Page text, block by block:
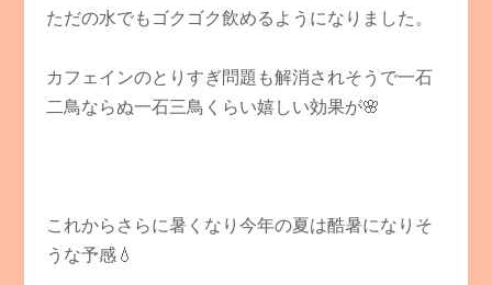
ただの水でもゴクゴク飲めるようになりました。
カフェインのとりすぎ問題も解消されそうで一石
二鳥ならぬ一石三鳥くらい嬉しい効果が🌸
これからさらに暑くなり今年の夏は酷暑になりそ
うな予感💧